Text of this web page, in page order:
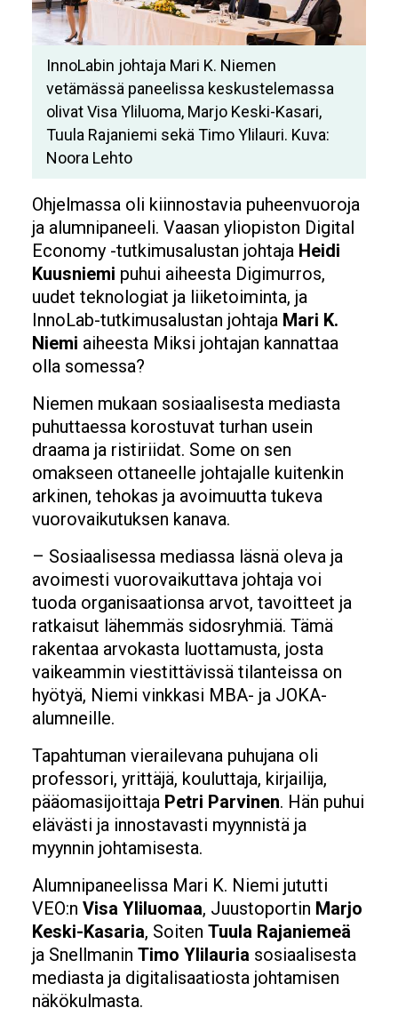
InnoLabin johtaja Mari K. Niemen
vetämässä paneelissa keskustelemassa
olivat Visa Yliluoma, Marjo Keski-Kasari,
Tuula Rajaniemi sekä Timo Ylilauri. Kuva:
Noora Lehto
Ohjelmassa oli kiinnostavia puheenvuoroja
ja alumnipaneeli. Vaasan yliopiston Digital
Economy -tutkimusalustan johtaja Heidi
Kuusniemi puhui aiheesta Digimurros,
uudet teknologiat ja liiketoiminta, ja
InnoLab-tutkimusalustan johtaja Mari K.
Niemi aiheesta Miksi johtajan kannattaa
olla somessa?
Niemen mukaan sosiaalisesta mediasta
puhuttaessa korostuvat turhan usein
draama ja ristiriidat. Some on sen
omakseen ottaneelle johtajalle kuitenkin
arkinen, tehokas ja avoimuutta tukeva
vuorovaikutuksen kanava.
– Sosiaalisessa mediassa läsnä oleva ja
avoimesti vuorovaikuttava johtaja voi
tuoda organisaationsa arvot, tavoitteet ja
ratkaisut lähemmäs sidosryhmiä. Tämä
rakentaa arvokasta luottamusta, josta
vaikeammin viestittävissä tilanteissa on
hyötyä, Niemi vinkkasi MBA- ja JOKA-
alumneille.
Tapahtuman vierailevana puhujana oli
professori, yrittäjä, kouluttaja, kirjailija,
pääomasijoittaja Petri Parvinen. Hän puhui
elävästi ja innostavasti myynnistä ja
myynnin johtamisesta.
Alumnipaneelissa Mari K. Niemi jututti
VEO:n Visa Yliluomaa, Juustoportin Marjo
Keski-Kasaria, Soiten Tuula Rajaniemeä
ja Snellmanin Timo Ylilauria sosiaalisesta
mediasta ja digitalisaatiosta johtamisen
näkökulmasta.